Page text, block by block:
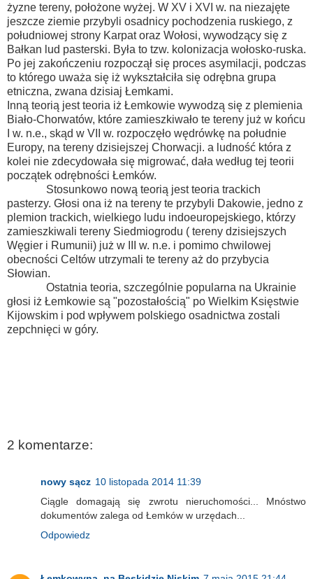
żyzne tereny, położone wyżej. W XV i XVI w. na niezajęte
jeszcze ziemie przybyli osadnicy pochodzenia ruskiego, z
południowej strony Karpat oraz Wołosi, wywodzący się z
Bałkan lud pasterski. Była to tzw. kolonizacja wołosko-ruska.
Po jej zakończeniu rozpoczął się proces asymilacji, podczas
to którego uważa się iż wykształciła się odrębna grupa
etniczna, zwana dzisiaj Łemkami.
Inną teorią jest teoria iż Łemkowie wywodzą się z plemienia
Biało-Chorwatów, które zamieszkiwało te tereny już w końcu
I w. n.e., skąd w VII w. rozpoczęło wędrówkę na południe
Europy, na tereny dzisiejszej Chorwacji. a ludność która z
kolei nie zdecydowała się migrować, dała według tej teorii
początek odrębności Łemków.
Stosunkowo nową teorią jest teoria trackich
pasterzy. Głosi ona iż na tereny te przybyli Dakowie, jedno z
plemion trackich, wielkiego ludu indoeuropejskiego, którzy
zamieszkiwali tereny Siedmiogrodu ( tereny dzisiejszych
Węgier i Rumunii) już w III w. n.e. i pomimo chwilowej
obecności Celtów utrzymali te tereny aż do przybycia
Słowian.
Ostatnia teoria, szczególnie popularna na Ukrainie
głosi iż Łemkowie są "pozostałością" po Wielkim Księstwie
Kijowskim i pod wpływem polskiego osadnictwa zostali
zepchnięci w góry.
2 komentarze:
nowy sącz 10 listopada 2014 11:39
Ciągle domagają się zwrotu nieruchomości... Mnóstwo
dokumentów zalega od Łemków w urzędach...
Odpowiedz